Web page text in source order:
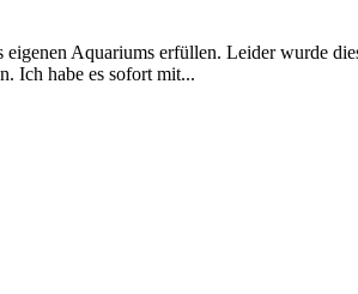
Aquariums erfüllen. Leider wurde
Ich habe es sofort mit...